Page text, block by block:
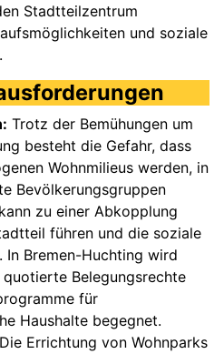
Stadtteilzentrum
und soziale
Trotz der Bemühungen um
besteht die Gefahr, dass
Wohnmilieus werden, in
Bevölkerungsgruppen
zu einer Abkopplung
führen und die soziale
In Bremen-Huchting wird
Belegungsrechte
für
Haushalte begegnet.
Die Errichtung von Wohnparks